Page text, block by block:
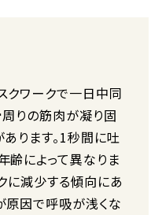
クワークで一日中同
周りの筋肉が凝り固
ります。1秒間に吐
齢によって異なりま
に減少する傾向にあ
原因で呼吸が浅くな